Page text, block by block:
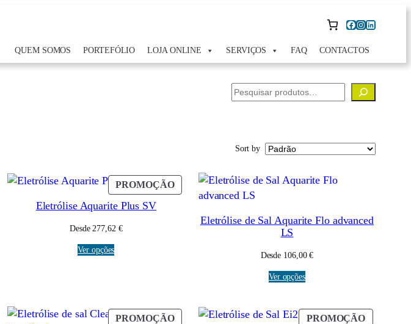
Facebook
Instagram
LinkedIn
QUEM SOMOS PORTEFÓLIO LOJA ONLINE SERVIÇOS FAQ
CONTACTOS
Pesquisar
Sort by
PROMOÇÃOPRODUTO
EM
Eletrólise Aquarite Plus SV
Desde 277,62 €
Ver opções
Eletrólise de Sal Aquarite Flo advanced
LS
Desde 106,00€
Ver opções
PROMOÇÃOPRODUTO
PROMOÇÃO